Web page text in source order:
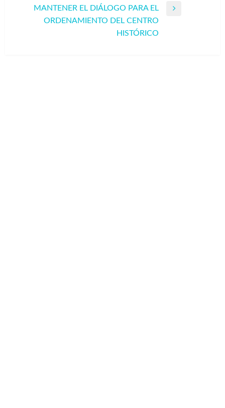
MANTENER EL DIÁLOGO PARA EL
ORDENAMIENTO DEL CENTRO
HISTÓRICO